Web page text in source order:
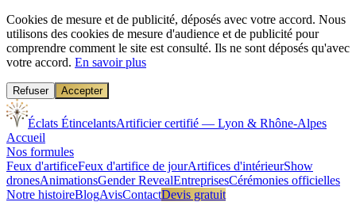
Cookies de mesure et de publicité, déposés avec votre accord. Nous
utilisons des cookies de mesure d'audience et de publicité pour
comprendre comment le site est consulté. Ils ne sont déposés qu'avec
votre accord. En savoir plus
Refuser Accepter
Éclats ÉtincelantsArtificier certifié — Lyon & Rhône-Alpes
Accueil
Nos formules
Feux d'artificeFeux d'artifice de jourArtifices d'intérieurShow
dronesAnimationsGender RevealEntreprisesCérémonies officielles
Notre histoireBlogAvisContactDevis gratuit